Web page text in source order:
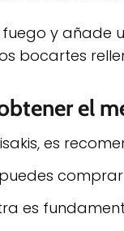
y añade
bocartes
el
es
es